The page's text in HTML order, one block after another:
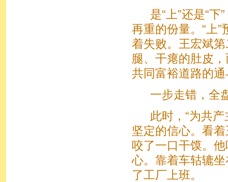
是“上”还是“下”
再重的份量。“上
着失败。王宏斌
腿、干瘪的肚皮
共同富裕道路的
一步走错，全
此时，“为共产
坚定的信心。看
咬了一口干馍。
心。靠着车轱辘
了工厂上班。